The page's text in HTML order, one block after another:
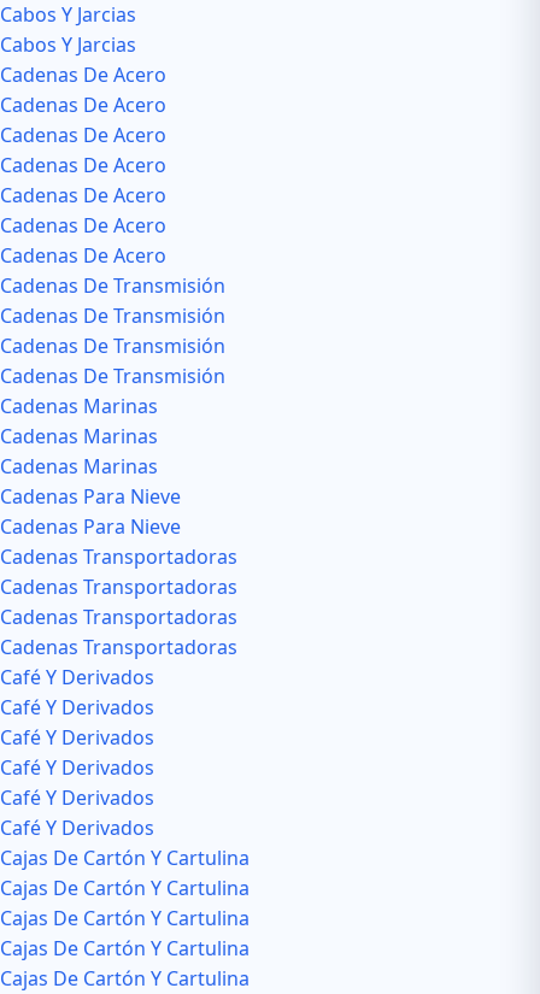
Cabos Y Jarcias
Cabos Y Jarcias
Cadenas De Acero
Cadenas De Acero
Cadenas De Acero
Cadenas De Acero
Cadenas De Acero
Cadenas De Acero
Cadenas De Acero
Cadenas De Transmisión
Cadenas De Transmisión
Cadenas De Transmisión
Cadenas De Transmisión
Cadenas Marinas
Cadenas Marinas
Cadenas Marinas
Cadenas Para Nieve
Cadenas Para Nieve
Cadenas Transportadoras
Cadenas Transportadoras
Cadenas Transportadoras
Cadenas Transportadoras
Café Y Derivados
Café Y Derivados
Café Y Derivados
Café Y Derivados
Café Y Derivados
Café Y Derivados
Cajas De Cartón Y Cartulina
Cajas De Cartón Y Cartulina
Cajas De Cartón Y Cartulina
Cajas De Cartón Y Cartulina
Cajas De Cartón Y Cartulina